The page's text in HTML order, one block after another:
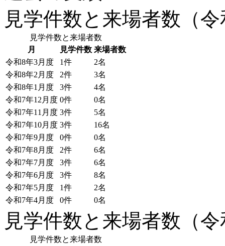
見学件数と来場者数（
見学件数と来場者数
月
見学件数 来場者数
令和8年3月度
1件
2名
令和8年2月度
2件
3名
令和8年1月度
3件
4名
令和7年12月度 0件
0名
令和7年11月度 3件
5名
令和7年10月度 3件
16名
令和7年9月度
0件
0名
令和7年8月度
2件
6名
令和7年7月度
3件
6名
令和7年6月度
3件
8名
令和7年5月度
1件
2名
令和7年4月度
0件 0名
見学件数と来場者数（
見学件数と来場者数